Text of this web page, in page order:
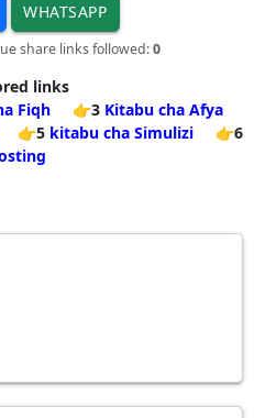
WHATSAPP
share links followed:0
links
Fiqh 👉3 Kitabu cha Afya
👉5 kitabu cha Simulizi
👉6